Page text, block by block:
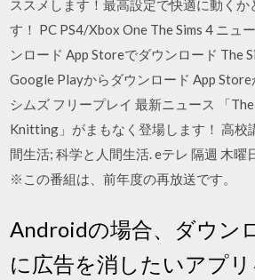
ススメします！最高設定で快適に動くか
す！ PC PS4/Xbox One The Sims 4 ニュ
ンロード App Storeでダウンロード The
Google Playからダウンロード App Store
シムズ フリープレイ 最新ニュース 「
Knitting」がまもなく登場します！ 高校
間生活; 科学と人間生活. eテレ 隔週 木
※この番組は、前年度の再放送です。
Androidの場合、ダウン
に広告を消したいアプリ